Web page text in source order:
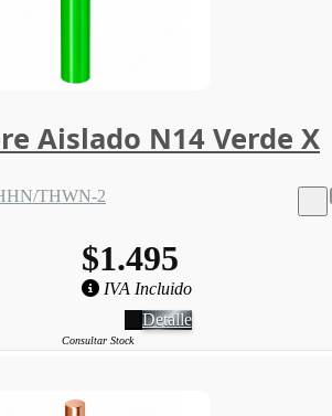
Aislado N14 Verde X
THWN-2
$1.495
IVA Incluido
Detalle
Consultar Stock